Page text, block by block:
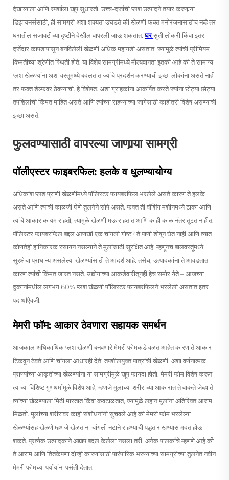
देखाव्याला आणि स्पर्शाला खूप सुधारतो. उच्च-दर्जाची प्लश उत्पादने तयार करणार्‍या
डिझायनर्ससाठी, ही सामग्री अशा शक्यता उघडते की खेळणी फक्त मनोरंजनासाठीच नव्हे तर
घरातील सजावटीच्या दृष्टीने देखील वापरली जाऊ शकतात.घरसुती लोकरी किंवा इतर
दर्जेदार कापडापासून बनविलेली खेळणी अधिक महागडी असतात, ज्यामुळे त्यांची प्रीमियम
किमतीच्या श्रेणीत स्थिती होते. या विशेष सामग्रीमध्ये मौल्यवानता इतकी आहे की ते सामान्य
प्लश खेळण्यांना अशा वस्तूमध्ये बदलतात ज्यांचे प्रदर्शन करण्याची इच्छा लोकांना असते नाही
तर फक्त शेल्फवर ठेवण्याची. हे विशेषत: अशा ग्राहकांना आकर्षित करते ज्यांना छोट्या छोट्या
तपशिलांची किंमत माहित असते आणि त्यांच्या राहण्याच्या जागेसाठी काहीतरी विशेष असण्याची
इच्छा असते.
फुलवण्यासाठी वापरल्या जाणार्‍या सामग्री
पॉलीएस्टर फाइबरफिल: हलके व धुलण्यायोग्य
अधिकांश प्लश प्राणी खेळणींमध्ये पॉलिस्टर फायबरफिल भरलेले असते कारण ते हलके
असते आणि त्याची काळजी घेणे तुलनेने सोपे असते. फक्त ती वॉशिंग मशीनमध्ये टाका आणि
त्यांचे आकार कायम राहतो, त्यामुळे खेळणी मऊ राहतात आणि काही काळानंतर तुटत नाहीत.
पॉलिस्टर फायबरफिल बद्दल आणखी एक चांगली गोष्ट? ते पाणी शोषून घेत नाही आणि त्यात
कोणतेही हानिकारक रसायन नसल्याने ते मुलांसाठी सुरक्षित आहे. म्हणूनच बालवस्तूंमध्ये
सुरक्षेचा प्राधान्य असलेल्या खेळण्यांसाठी ते आदर्श आहे. तसेच, उत्पादकांना ते आवडतात
कारण त्यांची किंमत जास्त नसते. उद्योगाच्या आकडेवारीतूनही हेच समोर येते – आजच्या
दुकानांमधील लगभग 60% प्लश खेळणी पॉलिस्टर फायबरफिलने भरलेली असतात इतर
पदार्थांऐवजी.
मेमरी फॉम: आकार ठेवणारा सहायक समर्थन
आजकाल अधिकाधिक प्लश खेळणी बनवणारे मेमरी फोमकडे वळत आहेत कारण ते आकार
टिकवून ठेवते आणि चांगला आधारही देते. तपशीलयुक्त पात्रांची खेळणी, अशा वर्णनात्मक
प्राण्यांच्या आकृतीच्या खेळण्यांना या सामग्रीमुळे खूप फायदा होतो. मेमरी फोम विशेष करून
त्याच्या विशिष्ट गुणधर्मामुळे विशेष आहे, म्हणजे मुलाच्या शरीराच्या आकारात ते वाकते जेव्हा ते
त्यांच्या खेळण्याला मिठी मारतात किंवा कवटाळतात, ज्यामुळे लहान मुलांना अतिरिक्त आराम
मिळतो. मुलांच्या शरीरावर काही संशोधनांनी सुचवले आहे की मेमरी फोम भरलेल्या
खेळण्यांसह खेळणे म्हणजे खेळताना चांगली नटाने राहण्याची पद्धत राखण्यास मदत होऊ
शकते. प्रत्येक उत्पादकाने अद्याप बदल केलेला नसला तरी, अनेक पालकांचे म्हणणे आहे की
ते आराम आणि तितकेपणा दोन्ही कारणांसाठी पारंपारिक भरण्याच्या सामग्रीच्या तुलनेत नवीन
मेमरी फोमच्या पर्यायांना पसंती देतात.